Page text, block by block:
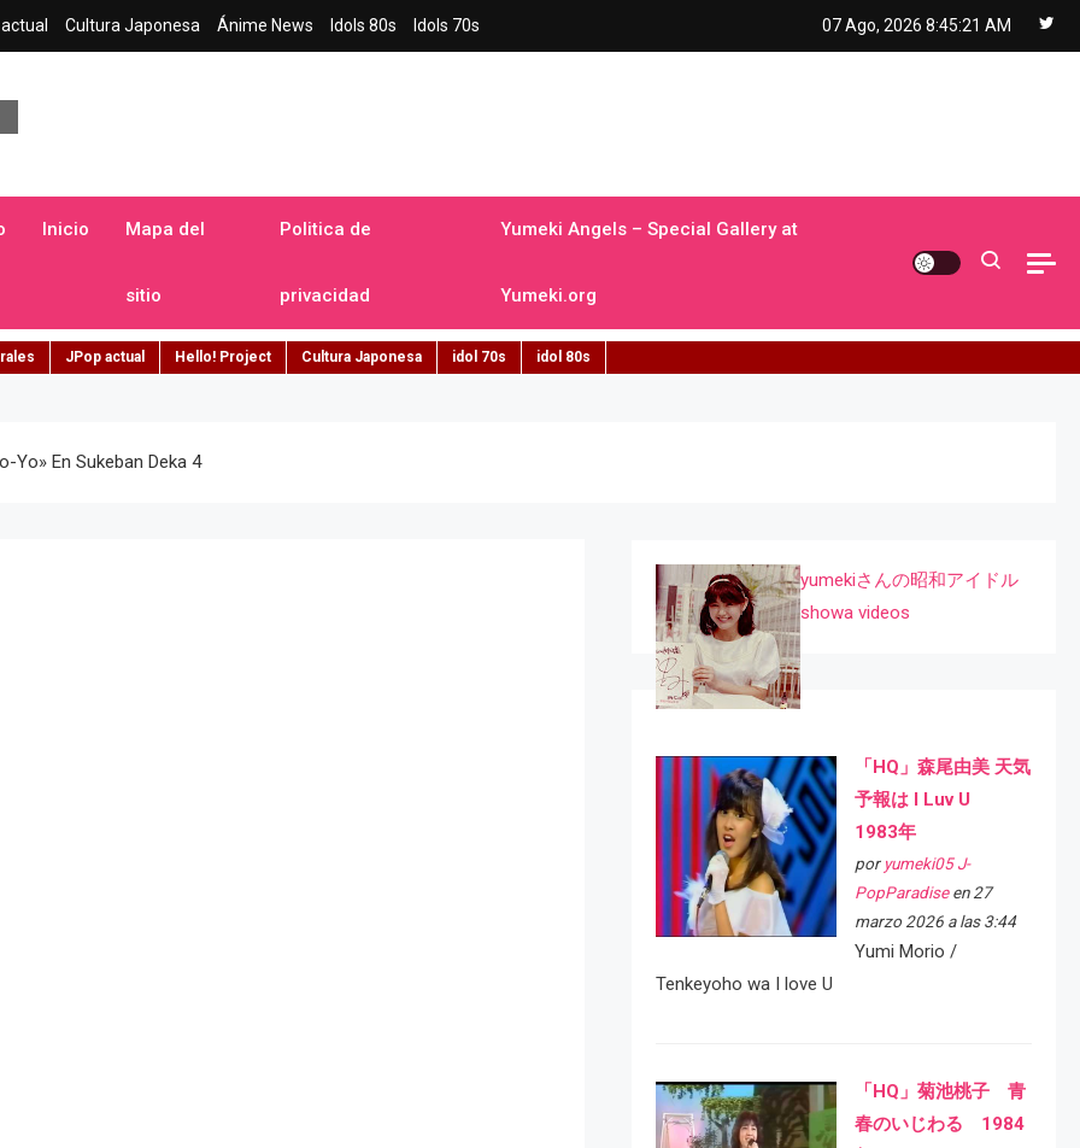
Cultura Japonesa Ánime News Idols 80s Idols 70s 07 Ago, 2026 8:45:22 AM
Inicio Mapa del
sitio
Politica de
privacidad
Yumeki Angels – Special Gallery at
Yumeki.org
JPop actual Hello! Project Cultura Japonesa idol 70s idol 80s
Yo» En Sukeban Deka 4
yumekiさんの昭和アイドル
showa videos
「HQ」森尾由美 天気
予報は I Luv U
1983年
por yumeki05 J-
PopParadiseen 27
marzo 2026 a las 3:44
Yumi Morio /
Tenkeyoho wa I love U
「HQ」菊池桃子 青
春のいじわる 1984